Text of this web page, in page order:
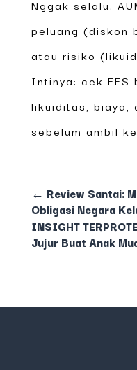
Nggak selalu.
peluang (diskon
atau risiko
Intinya: cek FFS
likuiditas, biaya,
sebelum ambil
← Review Santai:
Obligasi Negara
INSIGHT
Jujur Buat Anak